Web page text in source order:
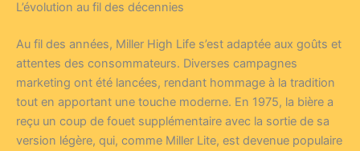
L’évolution au fil des décennies
Au fil des années, Miller High Life s’est adaptée aux goûts et
attentes des consommateurs. Diverses campagnes
marketing ont été lancées, rendant hommage à la tradition
tout en apportant une touche moderne. En 1975, la bière a
reçu un coup de fouet supplémentaire avec la sortie de sa
version légère, qui, comme Miller Lite, est devenue populaire